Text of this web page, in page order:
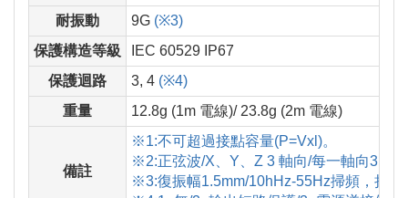
耐振動
9G (※3)
保護構造等級
IEC 60529 IP67
保護迴路
3, 4 (※4)
重量
12.8g (1m 電線)/ 23.8g (2m 電線)
備註
※1:不可超過接點容量(P=Vxl)。
※2:正弦波/X、Y、Z 3 軸向/每一軸向3回/
※3:復振幅1.5mm/10hHz-55Hz掃頻，持